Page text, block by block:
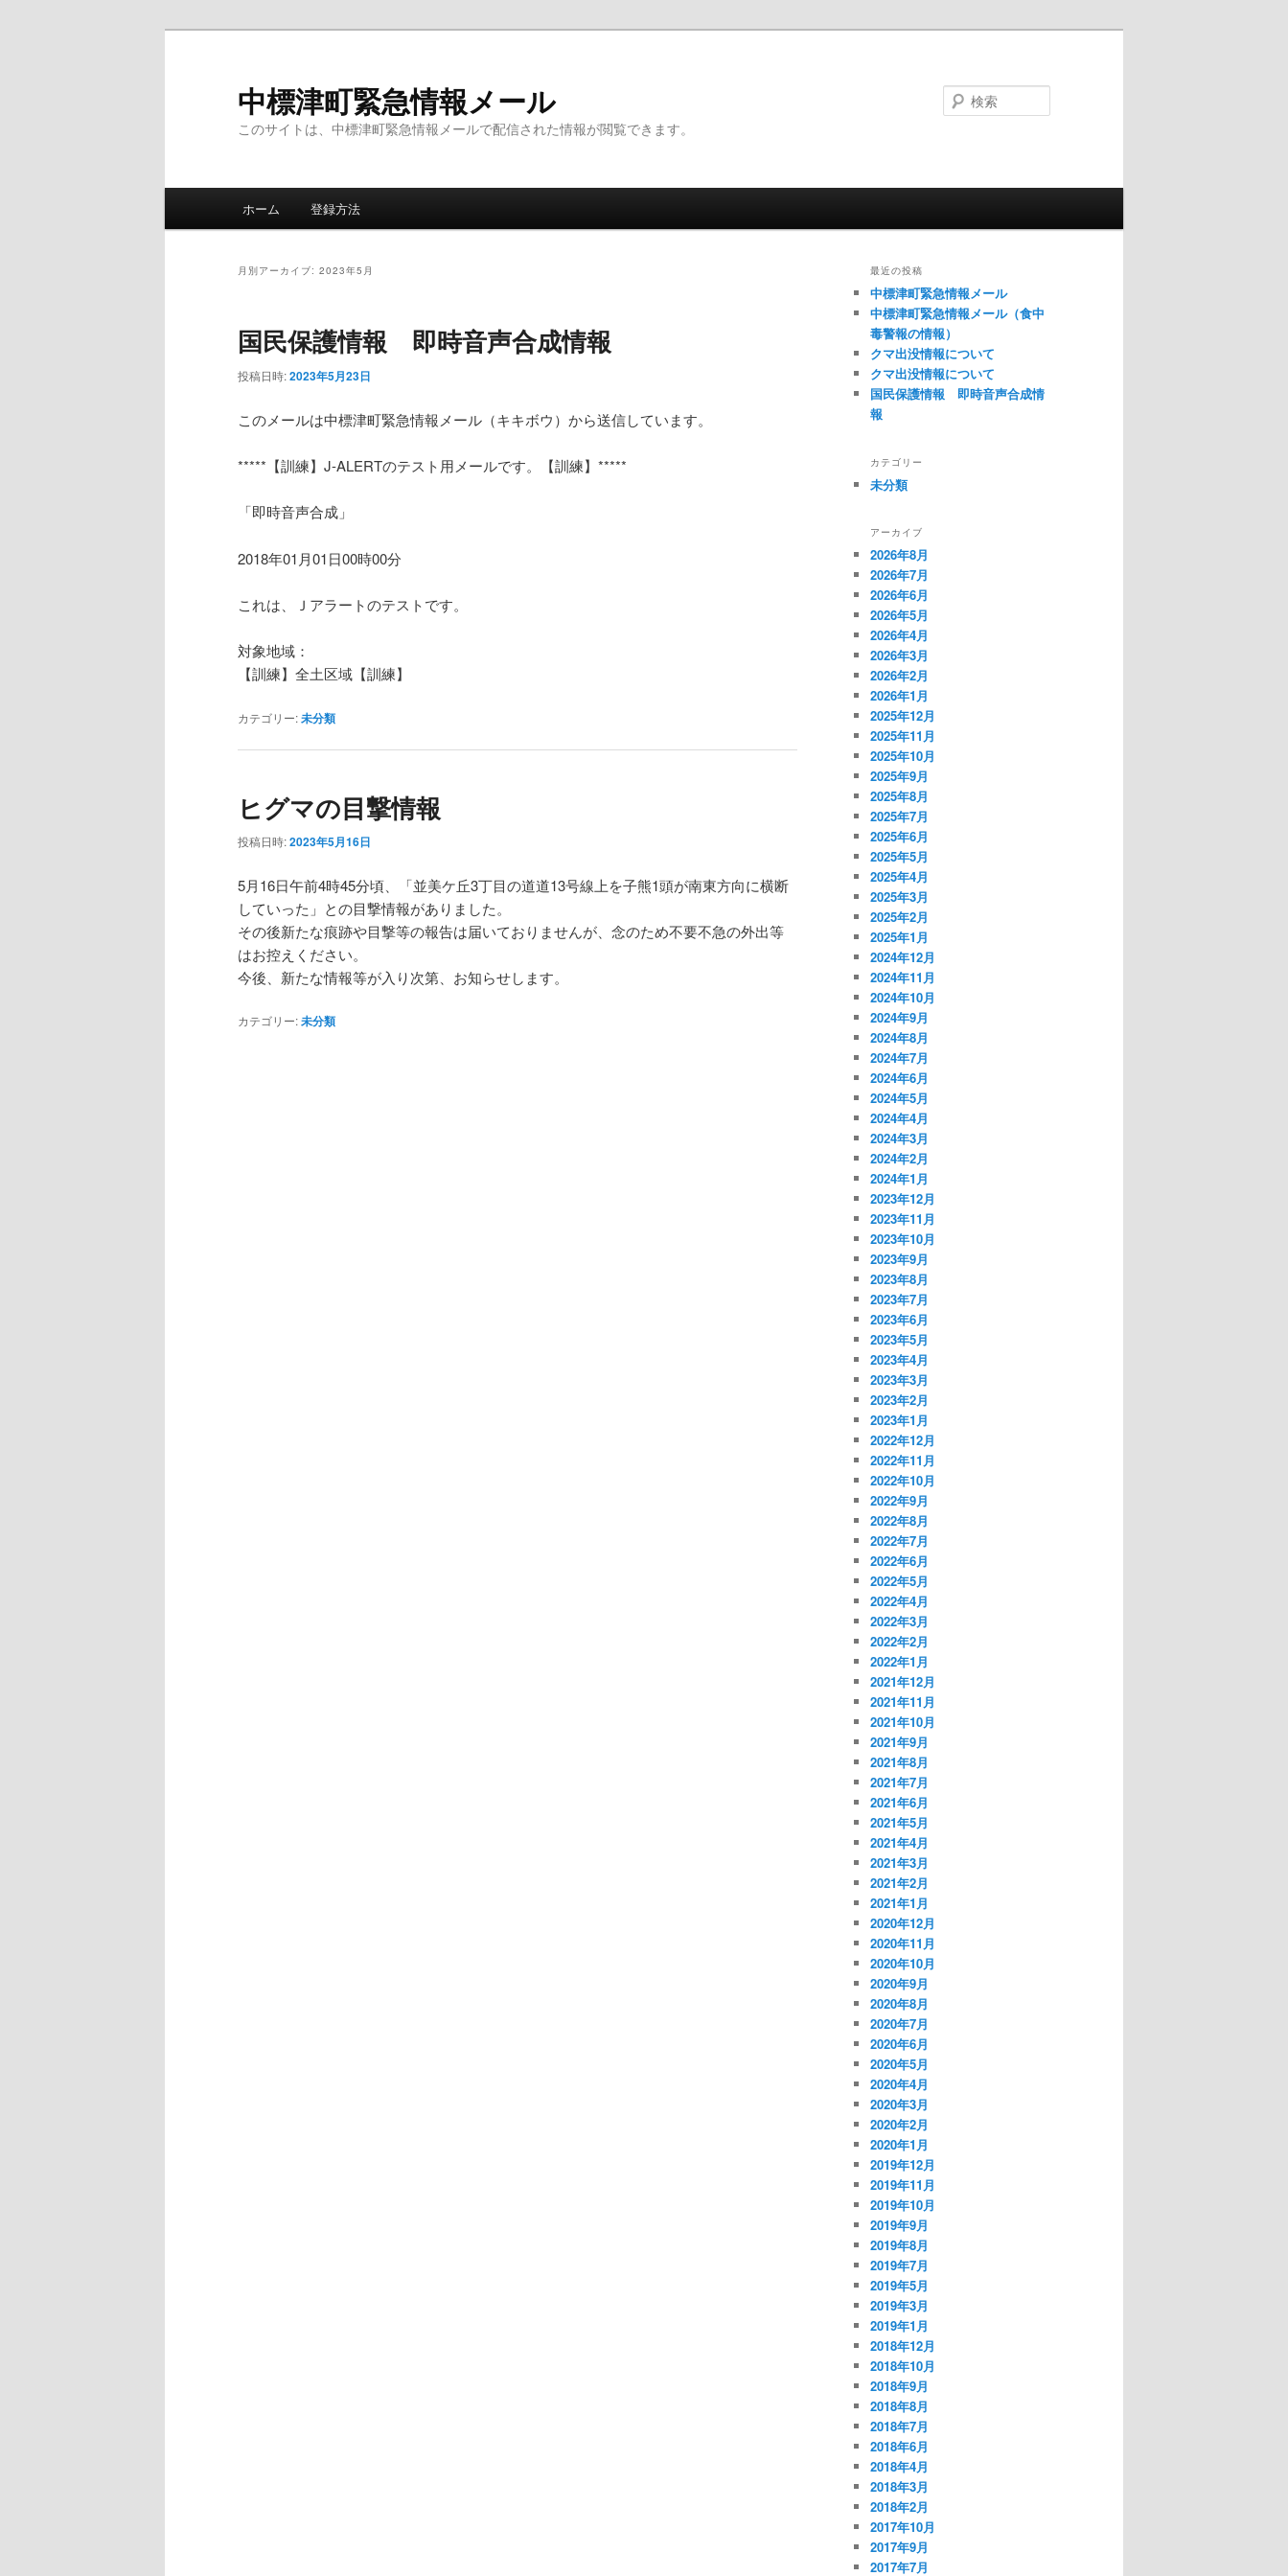
中標津町緊急情報メール
このサイトは、中標津町緊急情報メールで配信された情報が閲覧できます。
ホーム 登録方法
月別アーカイブ: 2023年5月
国民保護情報 即時音声合成情報
投稿日時:2023年5月23日
このメールは中標津町緊急情報メール（キキボウ）から送信しています。
*****【訓練】J-ALERTのテスト用メールです。【訓練】*****
「即時音声合成」
2018年01月01日00時00分
これは、Ｊアラートのテストです。
対象地域：
【訓練】全土区域【訓練】
カテゴリー:未分類
ヒグマの目撃情報
投稿日時:2023年5月16日
5月16日午前4時45分頃、「並美ケ丘3丁目の道道13号線上を子熊1頭が南東方向に横断
していった」との目撃情報がありました。
その後新たな痕跡や目撃等の報告は届いておりませんが、念のため不要不急の外出等
はお控えください。
今後、新たな情報等が入り次第、お知らせします。
カテゴリー:未分類
最近の投稿
中標津町緊急情報メール
中標津町緊急情報メール（食中
毒警報の情報）
クマ出没情報について
クマ出没情報について
国民保護情報 即時音声合成情
報
カテゴリー
未分類
アーカイブ
2026年8月
2026年7月
2026年6月
2026年5月
2026年4月
2026年3月
2026年2月
2026年1月
2025年12月
2025年11月
2025年10月
2025年9月
2025年8月
2025年7月
2025年6月
2025年5月
2025年4月
2025年3月
2025年2月
2025年1月
2024年12月
2024年11月
2024年10月
2024年9月
2024年8月
2024年7月
2024年6月
2024年5月
2024年4月
2024年3月
2024年2月
2024年1月
2023年12月
2023年11月
2023年10月
2023年9月
2023年8月
2023年7月
2023年6月
2023年5月
2023年4月
2023年3月
2023年2月
2023年1月
2022年12月
2022年11月
2022年10月
2022年9月
2022年8月
2022年7月
2022年6月
2022年5月
2022年4月
2022年3月
2022年2月
2022年1月
2021年12月
2021年11月
2021年10月
2021年9月
2021年8月
2021年7月
2021年6月
2021年5月
2021年4月
2021年3月
2021年2月
2021年1月
2020年12月
2020年11月
2020年10月
2020年9月
2020年8月
2020年7月
2020年6月
2020年5月
2020年4月
2020年3月
2020年2月
2020年1月
2019年12月
2019年11月
2019年10月
2019年9月
2019年8月
2019年7月
2019年5月
2019年3月
2019年1月
2018年12月
2018年10月
2018年9月
2018年8月
2018年7月
2018年6月
2018年4月
2018年3月
2018年2月
2017年10月
2017年9月
2017年7月